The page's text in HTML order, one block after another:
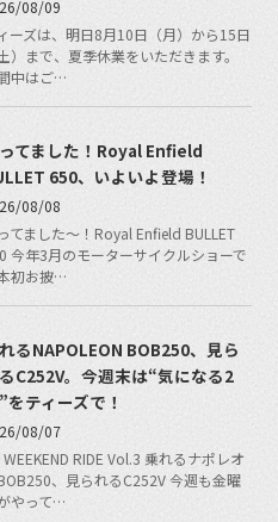
08/09
ーズは、明日8月10日（月）から15日
土）まで、夏季休業をいただきます。
中はご…
てました！Royal Enfield
650、いよいよ登場！
08/08
てました〜！Royal Enfield BULLET
今年3月のモーターサイクルショーで
初お披…
るNAPOLEON BOB250、見ら
C252V。今週末は“気になる2
をティーズで！
08/07
WEEKEND RIDE Vol.3 乗れるナポレオ
、見られるC252V 今週も金曜
やって…